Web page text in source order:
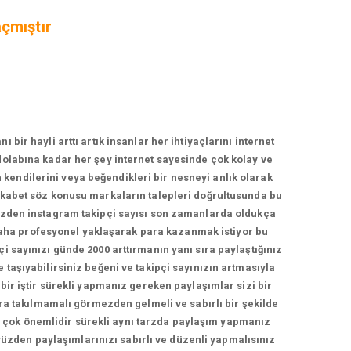
bir hayli arttı artık insanlar her ihtiyaçlarını internet
kadar her şey internet sayesinde çok kolay ve
kendilerini veya beğendikleri bir nesneyi anlık olarak
söz konusu markaların talepleri doğrultusunda bu
instagram takipçi sayısı son zamanlarda oldukça
profesyonel yaklaşarak para kazanmak istiyor bu
günde 2000 arttırmanın yanı sıra paylaştığınız
beğeni ve takipçi sayınızın artmasıyla
iştir sürekli yapmanız gereken paylaşımlar sizi bir
takılmamalı görmezden gelmeli ve sabırlı bir şekilde
çok önemlidir sürekli aynı tarzda paylaşım yapmanız
paylaşımlarınızı sabırlı ve düzenli yapmalısınız